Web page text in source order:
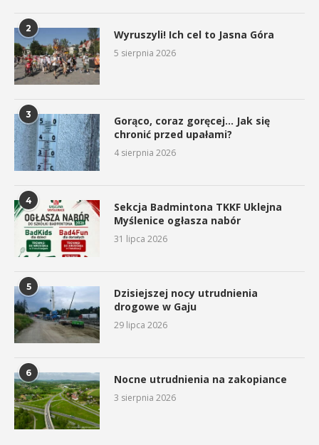
2 Wyruszyli! Ich cel to Jasna Góra
5 sierpnia 2026
3
Gorąco, coraz goręcej… Jak się
chronić przed upałami?
4 sierpnia 2026
4
Sekcja Badmintona TKKF Uklejna
Myślenice ogłasza nabór
31 lipca 2026
5
Dzisiejszej nocy utrudnienia
drogowe w Gaju
29 lipca 2026
6 Nocne utrudnienia na zakopiance
3 sierpnia 2026